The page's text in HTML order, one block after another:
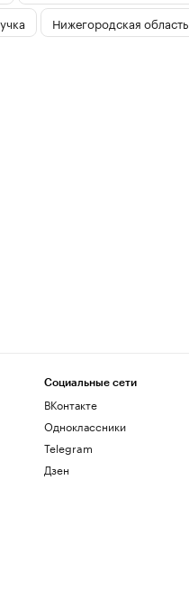
Нижегородская область
Социальные сети
ВКонтакте
Одноклассники
Telegram
Дзен